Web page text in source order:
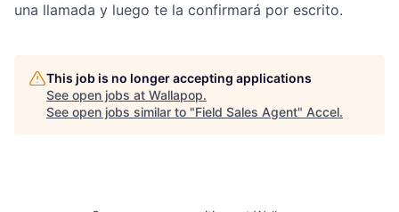
una llamada y luego te la confirmará por escrito.
This job is no longer accepting applications
See open jobs at Wallapop.
See open jobs similar to "Field Sales Agent" Accel.